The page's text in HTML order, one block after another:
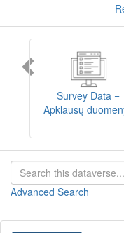
implemented). LiDA
are published into
Interview Data,
, and
Also, LiDA holds
projets (
Large Project Data
humanities data
education institutions
Depositors interested
Lietuvos humanitarinių
Survey Data =
Apklausų
Advanced Search